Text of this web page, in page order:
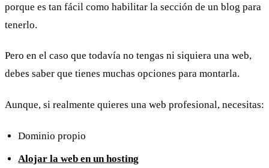
porque es tan fácil como habilitar la sección de un blog para
tenerlo.
Pero en el caso que todavía no tengas ni siquiera una web,
debes saber que tienes muchas opciones para montarla.
Aunque, si realmente quieres una web profesional, necesitas:
Dominio propio
Alojar la web en un hosting